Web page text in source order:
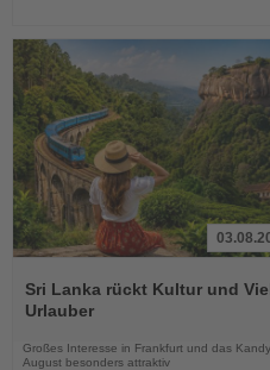
Sie
die
Sri Lanka rückt Kultur und
Urlauber
Großes Interesse in Frankfurt und das
August besonders attraktiv